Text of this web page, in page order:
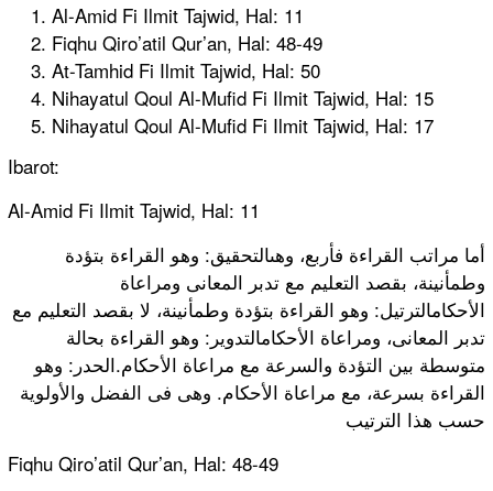
Al-Amid Fi Ilmit Tajwid, Hal: 11
Fiqhu Qiro’atil Qur’an, Hal: 48-49
At-Tamhid Fi Ilmit Tajwid, Hal: 50
Nihayatul Qoul Al-Mufid Fi Ilmit Tajwid, Hal: 15
Nihayatul Qoul Al-Mufid Fi Ilmit Tajwid, Hal: 17
Ibarot:
Al-Amid Fi Ilmit Tajwid, Hal: 11
أما مراتب القراءة فأربع، وهىالتحقيق: وهو القراءة بتؤدة
وطمأنينة، بقصد التعليم مع تدبر المعانى ومراعاة
الأحكامالترتيل: وهو القراءة بتؤدة وطمأنينة، لا بقصد التعليم مع
تدبر المعانى، ومراعاة الأحكامالتدوير: وهو القراءة بحالة
متوسطة بين التؤدة والسرعة مع مراعاة الأحكام.الحدر: وهو
القراءة بسرعة، مع مراعاة الأحكام. وهى فى الفضل والأولوية
حسب هذا الترتيب
Fiqhu Qiro’atil Qur’an, Hal: 48-49